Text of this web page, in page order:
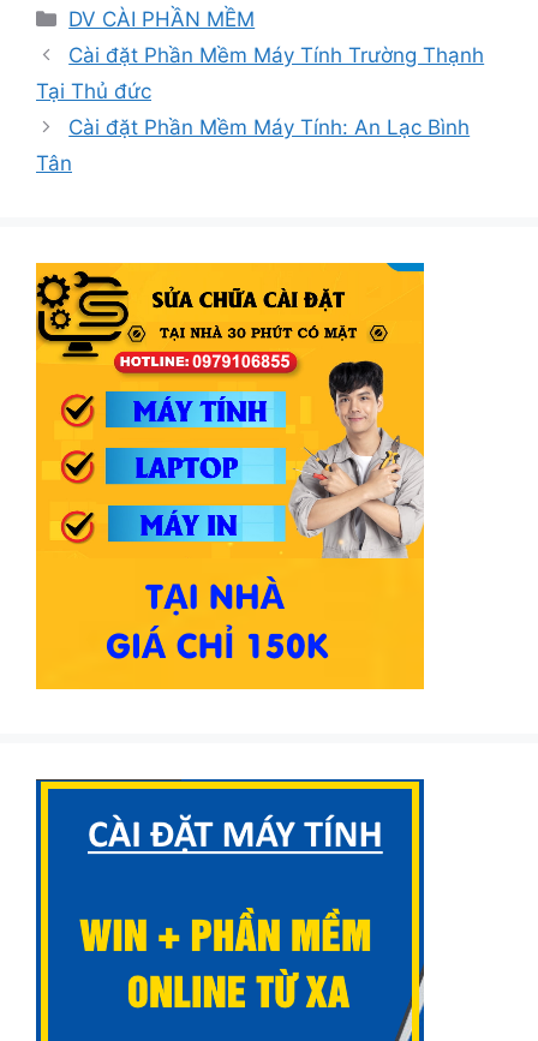
Danh
mục
DV CÀI PHẦN MỀM
Cài đặt Phần Mềm Máy Tính Trường Thạnh
Tại Thủ đức
Cài đặt Phần Mềm Máy Tính: An Lạc Bình
Tân